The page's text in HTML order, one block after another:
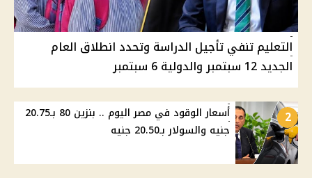
التعليم تنفي تأجيل الدراسة وتحدد انطلاق العام
الجديد 12 سبتمبر والدولية 6 سبتمبر
2
أسعار الوقود في مصر اليوم .. بنزين 80 بـ20.75
جنيه والسولار بـ20.50 جنيه